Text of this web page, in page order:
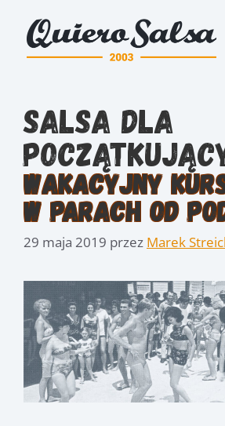
treści
salsa dla
Wakacyjny
w parach od
29 maja 2019 przez Marek